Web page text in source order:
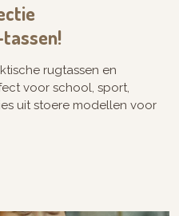
rugtassen en
voor school, sport,
uit stoere modellen voor